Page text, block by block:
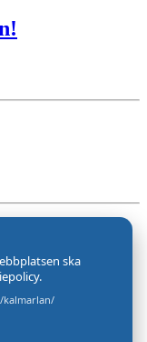
nytt
ska
kalmarlan/